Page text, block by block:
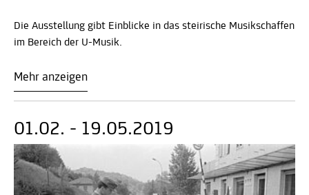
​​​​​​​Die Ausstellung gibt Einblicke in das steirische Musikschaffen
im Bereich der U-Musik.
Mehr anzeigen
01.02. - 19.05.2019